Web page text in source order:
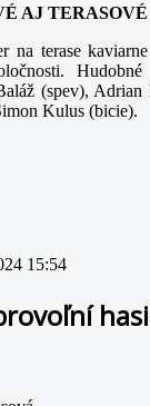
AJ TERASOVÉ
na terase
(spev), Adrian
Kulus (bicie).
15:54